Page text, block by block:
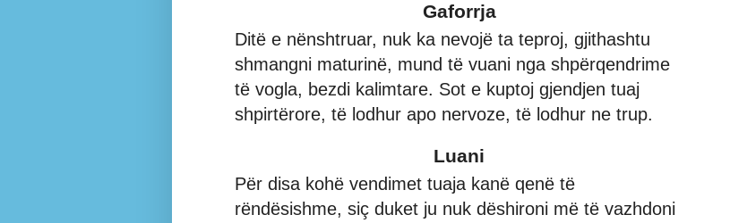
Gaforrja
Ditë e nënshtruar, nuk ka nevojë ta teproj, gjithashtu
shmangni maturinë, mund të vuani nga shpërqendrime
të vogla, bezdi kalimtare. Sot e kuptoj gjendjen tuaj
shpirtërore, të lodhur apo nervoze, të lodhur ne trup.
Luani
Për disa kohë vendimet tuaja kanë qenë të
rëndësishme, siç duket ju nuk dëshironi më të vazhdoni